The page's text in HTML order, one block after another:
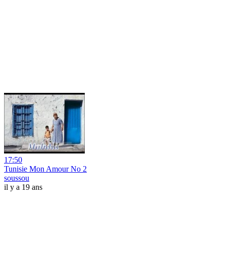
17:50
Tunisie Mon Amour No 2
soussou
il y a 19 ans